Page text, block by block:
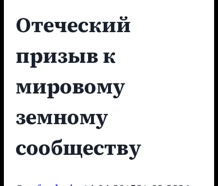
Отеческий
призыв к
мировому
земному
сообществу